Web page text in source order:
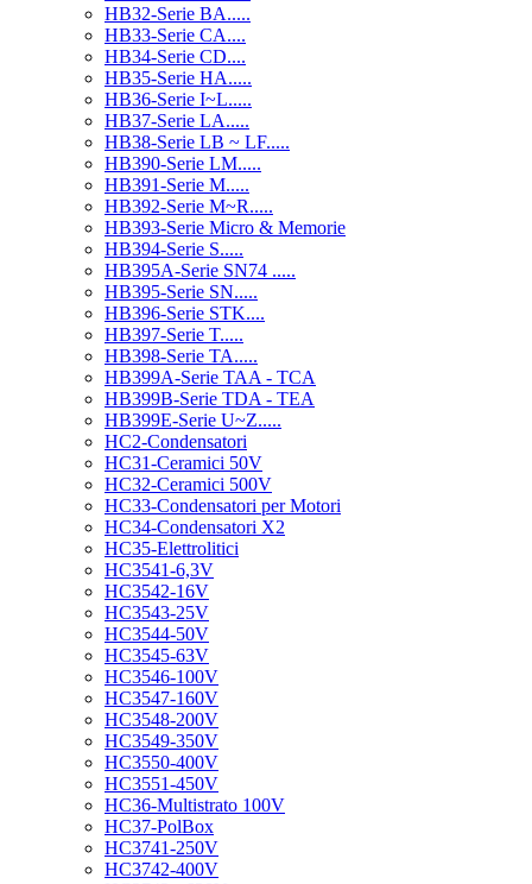
HB32-Serie BA.....
HB33-Serie CA....
HB34-Serie CD....
HB35-Serie HA.....
HB36-Serie I~L.....
HB37-Serie LA.....
HB38-Serie LB ~ LF.....
HB390-Serie LM.....
HB391-Serie M.....
HB392-Serie M~R.....
HB393-Serie Micro & Memorie
HB394-Serie S.....
HB395A-Serie SN74 .....
HB395-Serie SN.....
HB396-Serie STK....
HB397-Serie T.....
HB398-Serie TA.....
HB399A-Serie TAA - TCA
HB399B-Serie TDA - TEA
HB399E-Serie U~Z.....
HC2-Condensatori
HC31-Ceramici 50V
HC32-Ceramici 500V
HC33-Condensatori per Motori
HC34-Condensatori X2
HC35-Elettrolitici
HC3541-6,3V
HC3542-16V
HC3543-25V
HC3544-50V
HC3545-63V
HC3546-100V
HC3547-160V
HC3548-200V
HC3549-350V
HC3550-400V
HC3551-450V
HC36-Multistrato 100V
HC37-PolBox
HC3741-250V
HC3742-400V